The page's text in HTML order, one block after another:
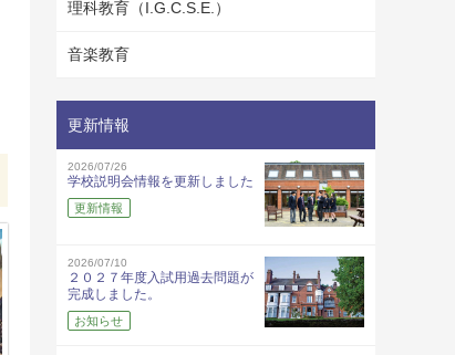
理科教育（I.G.C.S.E.）
音楽教育
更新情報
2026/07/26
学校説明会情報を更新しました
更新情報
2026/07/10
２０２７年度入試用過去問題が
完成しました。
お知らせ